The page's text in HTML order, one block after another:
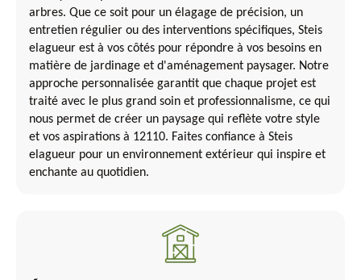
arbres. Que ce soit pour un élagage de précision, un
entretien régulier ou des interventions spécifiques, Steis
elagueur est à vos côtés pour répondre à vos besoins en
matière de jardinage et d'aménagement paysager. Notre
approche personnalisée garantit que chaque projet est
traité avec le plus grand soin et professionnalisme, ce qui
nous permet de créer un paysage qui reflète votre style
et vos aspirations à 12110. Faites confiance à Steis
elagueur pour un environnement extérieur qui inspire et
enchante au quotidien.